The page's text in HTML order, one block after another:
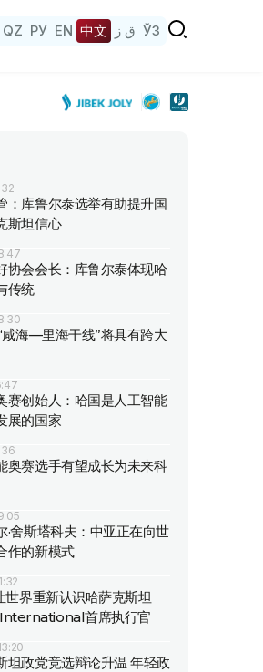
QZ РУ EN 中文 ق ز ЎЗ
：库鲁尔泰选举有助提升国
斯坦信心
会会长：库鲁尔泰体现哈
传统
咸海—里海干线”将具有跨大
赛创始人：哈国是人工智能
展的国家
奥赛选手有望成长为未来科
·舍斯塔科夫：中亚正在向世
作的新模式
世界重新认识哈萨克斯坦
首席执行官
坦政党竞选辩论升温 年轻政